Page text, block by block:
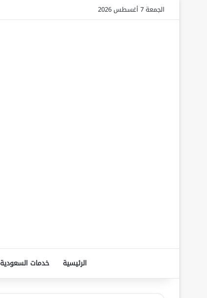
الجمعة 7 أغسطس 2026
الرئيسية خدمات السعودية